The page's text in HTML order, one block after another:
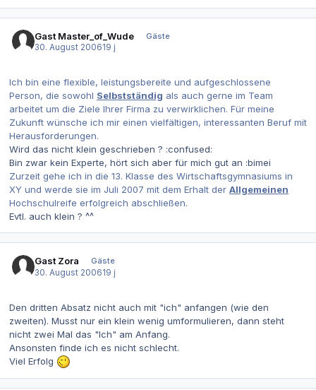
Gast Master_of_Wude
Gäste
30. August 200619 j
Ich bin eine flexible, leistungsbereite und aufgeschlossene
Person, die sowohl Selbstständig als auch gerne im Team
arbeitet um die Ziele Ihrer Firma zu verwirklichen. Für meine
Zukunft wünsche ich mir einen vielfältigen, interessanten Beruf mit
Herausforderungen.
Wird das nicht klein geschrieben ? :confused:
Bin zwar kein Experte, hört sich aber für mich gut an :bimei
Zurzeit gehe ich in die 13. Klasse des Wirtschaftsgymnasiums in
XY und werde sie im Juli 2007 mit dem Erhalt der Allgemeinen
Hochschulreife erfolgreich abschließen.
Evtl. auch klein ? ^^
Gast Zora
Gäste
30. August 200619 j
Den dritten Absatz nicht auch mit "ich" anfangen (wie den
zweiten). Musst nur ein klein wenig umformulieren, dann steht
nicht zwei Mal das "Ich" am Anfang.
Ansonsten finde ich es nicht schlecht.
Viel Erfolg